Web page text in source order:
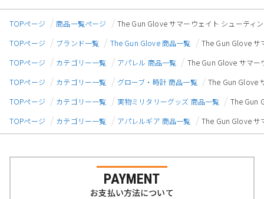
TOPページ 商品一覧ページ
The Gun Glove サマーウェイト シューティ
TOPページ
ブランド一覧 The Gun Glove 商品一覧
The Gun Glove サ
TOPページ
カテゴリー一覧 アパレル 商品一覧
The Gun Glove サマー
TOPページ
カテゴリー一覧 グローブ・時計 商品一覧
The Gun Glove
TOPページ
カテゴリー一覧 実物ミリタリーグッズ 商品一覧
The Gun
TOPページ
カテゴリー一覧 アパレルギア 商品一覧 The Gun Glove サ
PAYMENT
お支払い方法について